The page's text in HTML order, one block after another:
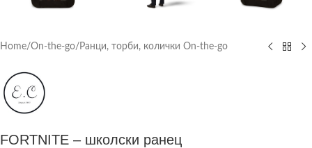
Home/On-the-go/ Ранци, торби, колички On-the-go
FORTNITE – школски ранец